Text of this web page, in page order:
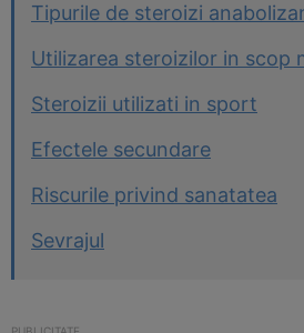
Tipurile de steroizi
Utilizarea steroizilor in scop
Steroizii utilizati in sport
Efectele secundare
Riscurile privind sanatatea
Sevrajul